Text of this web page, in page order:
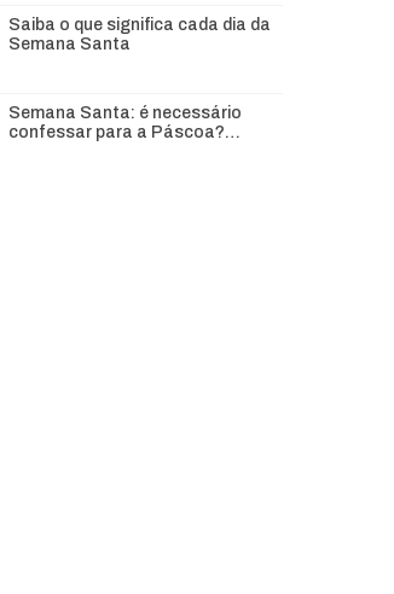
Saiba o que significa cada dia da
Semana Santa
Semana Santa: é necessário
confessar para a Páscoa?…